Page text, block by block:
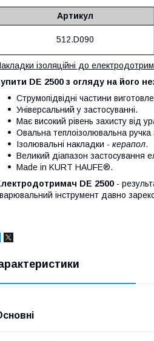
Артикул
512.D090
ізоляційні до
DE 2500 з огляду на його
Струмопідвідні частини
Універсальний у застосуванні.
Має високий рівень захисту від
Овальна теплоізолювальна ручка
Ізолювальні накладки - керапол.
Великий діапазон застосування
Made in KURT HAUFE®.
DE 2500 -
інструмент давно